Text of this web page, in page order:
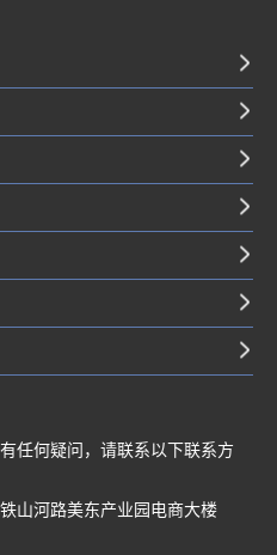
任何疑问，请联系以下联系方
山河路美东产业园电商大楼